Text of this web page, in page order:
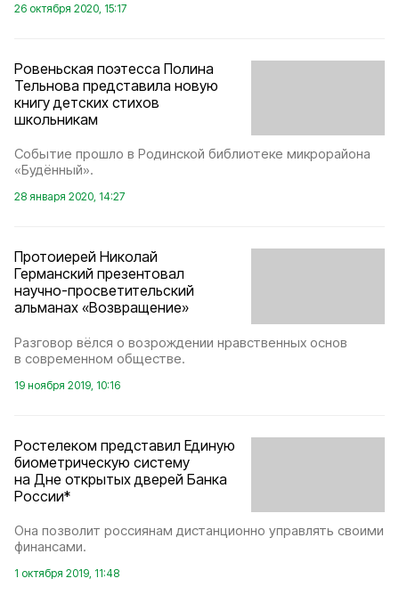
26 октября 2020, 15:17
Ровеньская поэтесса Полина
Тельнова представила новую
книгу детских стихов
школьникам
Событие прошло в Родинской библиотеке микрорайона
«Будённый».
28 января 2020, 14:27
Протоиерей Николай
Германский презентовал
научно-просветительский
альманах «Возвращение»
Разговор вёлся о возрождении нравственных основ
в современном обществе.
19 ноября 2019, 10:16
Ростелеком представил Единую
биометрическую систему
на Дне открытых дверей Банка
России*
Она позволит россиянам дистанционно управлять своими
финансами.
1 октября 2019, 11:48